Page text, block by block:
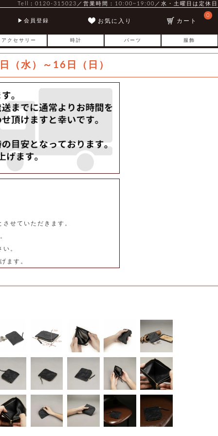
Tell：0120-315023／営業時間：10:00~19:00／水・土曜日は定休日
会員登録 お気に入り
0
カート
アクセサリー 時計 パーツ 服飾
（水）～16日（日）
せていただきます。
。
ます。